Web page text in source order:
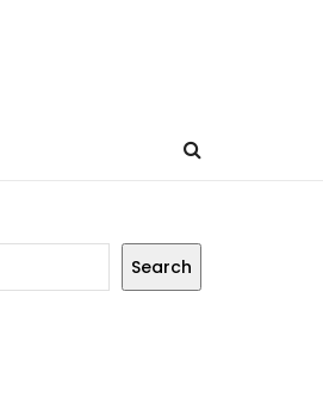
Search